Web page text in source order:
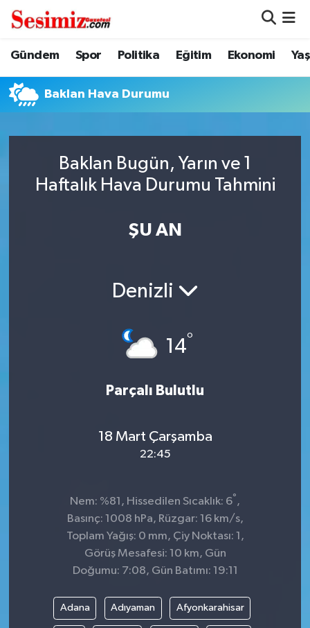
Gündem Spor Politika Eğitim Ekonomi
Baklan Hava Durumu
Baklan Bugün, Yarın ve 1
Haftalık Hava Durumu Tahmini
ŞU AN
Denizli
14°
Parçalı Bulutlu
18 Mart Çarşamba
22:45
Nem: %81, Hissedilen Sıcaklık: 6° ,
Basınç: 1008 hPa, Rüzgar: 16 km/s,
Toplam Yağış: 0 mm, Çiy Noktası: 1,
Görüş Mesafesi: 10 km, Gün
Doğumu: 7:08, Gün Batımı: 19:11
Adana Adıyaman Afyonkarahisar
Dünya
Eğitim
Genel
Gündem
Nöbetçi Eczaneler
Hava Durumu
Trafik Durumu
Süper Lig Puan Durumu ve Fikstür